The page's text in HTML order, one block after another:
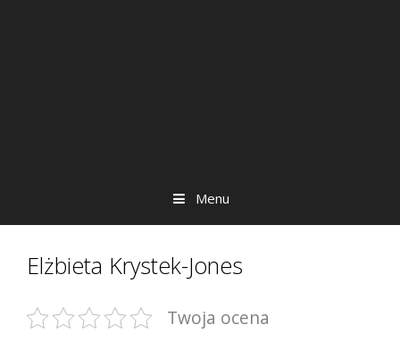
Menu
Elżbieta Krystek-Jones
Twoja ocena